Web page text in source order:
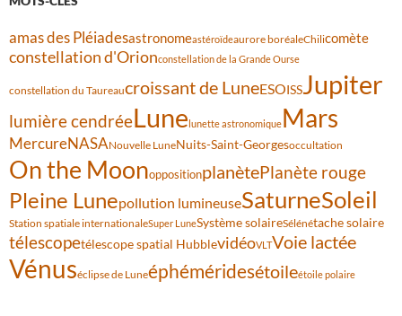
amas des Pléiadesastronomeastéroïdeaurore boréaleChilicomète
constellation d'Orionconstellation de la Grande Ourse
constellation du Taureaucroissant de LuneESOISSJupiter
lumière cendréeLunelunette astronomiqueMars
MercureNASANouvelle LuneNuits-Saint-Georgesoccultation
On the MoonoppositionplanètePlanète rouge
Pleine Lunepollution lumineuseSaturneSoleil
Station spatiale internationaleSuper LuneSystème solaireSélénétache solaire
télescopetélescope spatial HubblevidéoVLTVoie lactée
Vénuséclipse de Luneéphéméridesétoileétoile polaire